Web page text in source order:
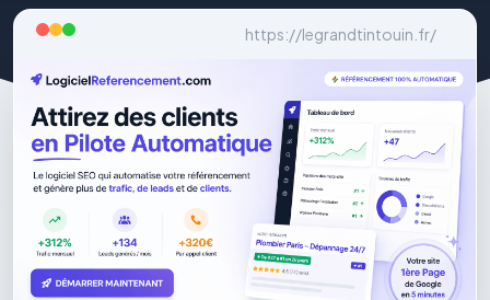
https://legrandtintouin.fr/